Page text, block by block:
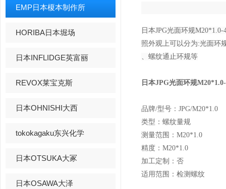
EMP日本榎本制作所
HORIBA日本堀场
日本INFLIDGE英富丽
REVOX莱宝克斯
日本OHNISHI大西
tokokagaku东兴化学
日本OTSUKA大冢
日本OSAWA大泽
日本JPG光面环规
照外观上可以分为:光面环
、螺纹通止环规等
日本JPG光面环规
品牌/型号： JPG/M20*1.0
类型：螺纹量规
测量范围： M20*1.0
精度： M20*1.0
加工定制：否
适用范围：检测螺纹